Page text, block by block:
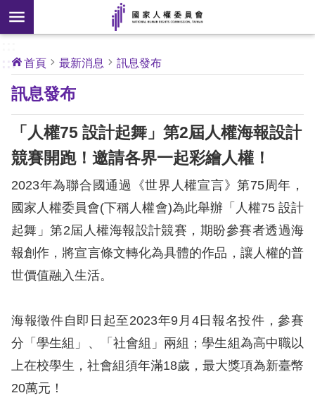
前往主要內容區塊
搜
尋
開
新
核
心
人
權
公
約
關
於
本
會
最
新
息
人
權
業
:::
首頁 最新消息 訊息發布
訊息發布
「人權75 設計起舞」第2屆人權海報設計
競賽開跑！邀請各界一起彩繪人權！
2023年為聯合國通過《世界人權宣言》第75周年，
國家人權委員會(下稱人權會)為此舉辦「人權75 設計
起舞」第2屆人權海報設計競賽，期盼參賽者透過海
報創作，將宣言條文轉化為具體的作品，讓人權的普
世價值融入生活。
海報徵件自即日起至2023年9月4日報名投件，參賽
分「學生組」、「社會組」兩組；學生組為高中職以
上在校學生，社會組須年滿18歲，最大獎項為新臺幣
20萬元！